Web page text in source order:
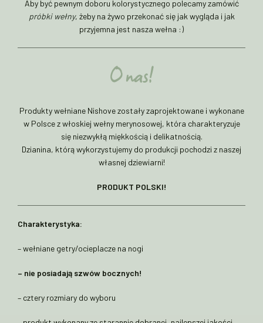
Aby być pewnym doboru kolorystycznego polecamy zamówić
próbki wełny, żeby na żywo przekonać się jak wygląda i jak
przyjemna jest nasza wełna :)
O nas!
Produkty wełniane Nishove zostały zaprojektowane i wykonane
w Polsce z włoskiej wełny merynosowej, która charakteryzuje
się niezwykłą miękkością i delikatnością.
Dzianina, którą wykorzystujemy do produkcji pochodzi z naszej
własnej dziewiarni!
PRODUKT POLSKI!
Charakterystyka:
– wełniane getry/ocieplacze na nogi
– nie posiadają szwów bocznych!
– cztery rozmiary do wyboru